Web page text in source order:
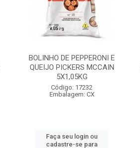
BOLINHO DE PEPPERONI E
QUEIJO PICKERS MCCAIN
5X1,05KG
Código: 17232
Embalagem: CX
Faça seu login ou
cadastre-se para